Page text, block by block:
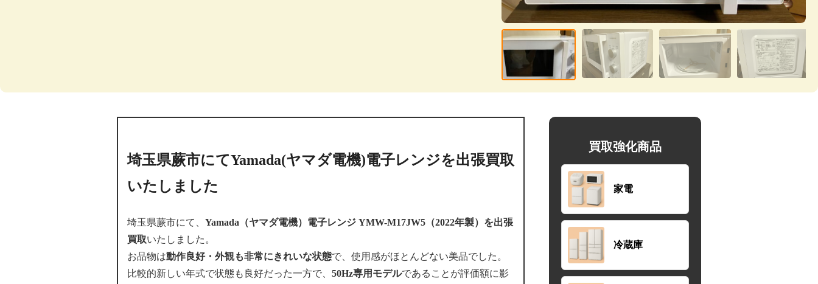
埼玉県蕨市にてYamada(ヤマダ電機)電子レンジを出張買取
いたしました
埼玉県蕨市にて、 Yamada（ヤマダ電機）電子レンジ YMW-M17JW5（2022年製）を出張
買取いたしました。
お品物は動作良好・外観も非常にきれいな状態で、使用感がほとんどない美品でした。
比較的新しい年式で状態も良好だった一方で、 50Hz専用モデルであることが評価額に影
買取強化商品
家電
冷蔵庫